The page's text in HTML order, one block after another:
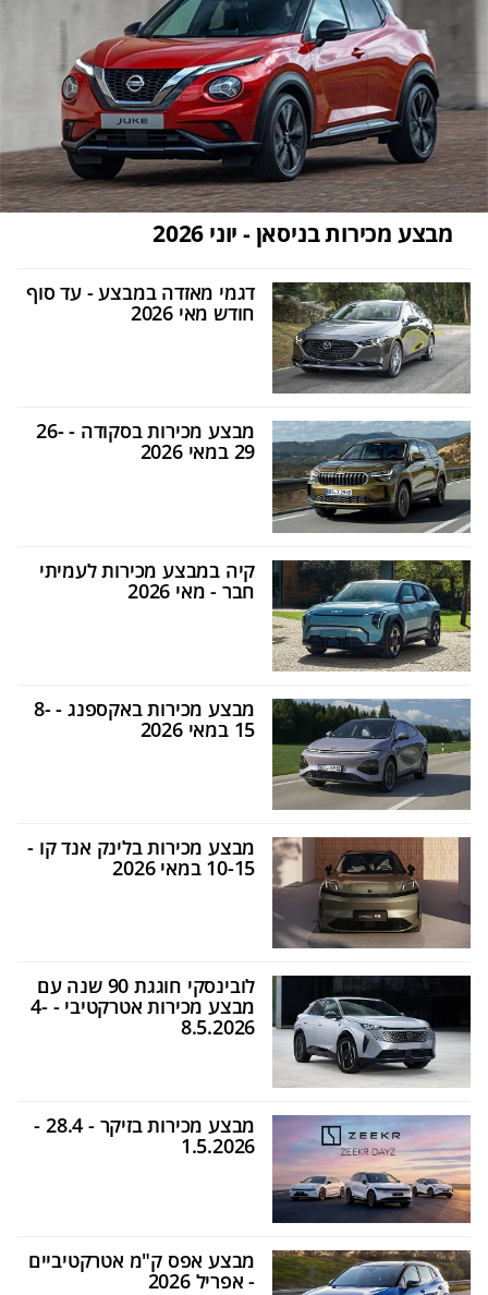
מבצע מכירות בניסאן - יוני 2026
דגמי מאזדה במבצע - עד סוף
חודש מאי 2026
מבצע מכירות בסקודה - 26-
29 במאי 2026
קיה במבצע מכירות לעמיתי
חבר - מאי 2026
מבצע מכירות באקספנג - 8-
15 במאי 2026
מבצע מכירות בלינק אנד קו -
10-15 במאי 2026
לובינסקי חוגגת 90 שנה עם
מבצע מכירות אטרקטיבי - 4-
8.5.2026
מבצע מכירות בזיקר - 28.4 -
1.5.2026
מבצע אפס ק"מ אטרקטיביים
- אפריל 2026